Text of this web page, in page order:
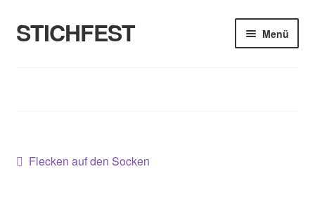
Zur
Navigation
Zum
Inhalt
STICHFEST Menü
Beitragsnavigation
Vorheriger
Flecken auf den Socken